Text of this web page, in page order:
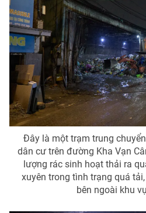
Đây là một trạm trung
dân cư trên đường Kha Vạn
lượng rác sinh hoạt thải ra
xuyên trong tình trạng quá
bên ngoài khu